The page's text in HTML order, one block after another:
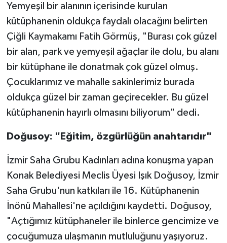
Yemyeşil bir alanının içerisinde kurulan
kütüphanenin oldukça faydalı olacağını belirten
Çiğli Kaymakamı Fatih Görmüş, "Burası çok güzel
bir alan, park ve yemyeşil ağaçlar ile dolu, bu alanı
bir kütüphane ile donatmak çok güzel olmuş.
Çocuklarımız ve mahalle sakinlerimiz burada
oldukça güzel bir zaman geçirecekler. Bu güzel
kütüphanenin hayırlı olmasını biliyorum" dedi.
Doğusoy: "Eğitim, özgürlüğün anahtarıdır"
İzmir Saha Grubu Kadınları adına konuşma yapan
Konak Belediyesi Meclis Üyesi Işık Doğusoy, İzmir
Saha Grubu'nun katkıları ile 16. Kütüphanenin
İnönü Mahallesi'ne açıldığını kaydetti. Doğusoy,
"Açtığımız kütüphaneler ile binlerce gencimize ve
çocuğumuza ulaşmanın mutluluğunu yaşıyoruz.